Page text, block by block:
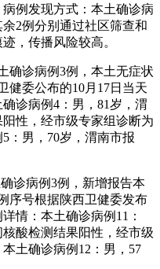
例发现方式：本土确诊病
2例分别通过社区筛查和
，传播风险较高。
确诊病例3例，本土无症状
健委公布的10月17日当天
诊病例4：男，81岁，渭
性，经市级专家组诊断为
：男，70岁，渭南市报
诊病例3例，新增报告本
序号根据陕西卫健委发布
情：本土确诊病例11：
酸检测结果阳性，经市级
土确诊病例12：男，57